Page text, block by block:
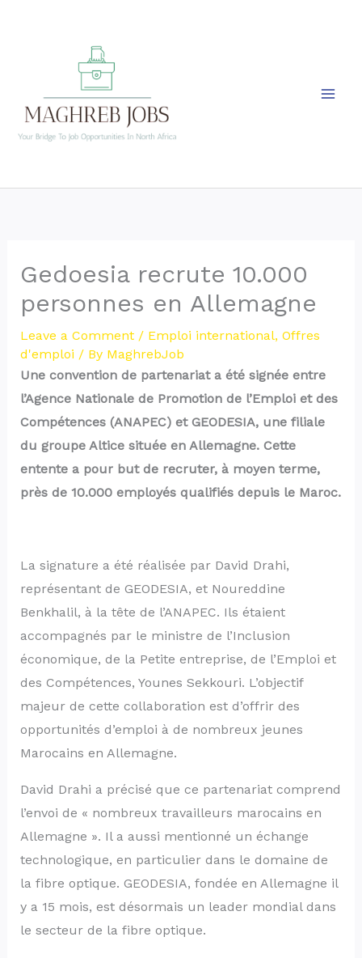
Gedoesia recrute 10.000
personnes en Allemagne
Leave a Comment / Emploi international, Offres
d'emploi / By MaghrebJob
Une convention de partenariat a été signée entre
l’Agence Nationale de Promotion de l’Emploi et des
Compétences (ANAPEC) et GEODESIA, une filiale
du groupe Altice située en Allemagne. Cette
entente a pour but de recruter, à moyen terme,
près de 10.000 employés qualifiés depuis le Maroc.
La signature a été réalisée par David Drahi,
représentant de GEODESIA, et Noureddine
Benkhalil, à la tête de l’ANAPEC. Ils étaient
accompagnés par le ministre de l’Inclusion
économique, de la Petite entreprise, de l’Emploi et
des Compétences, Younes Sekkouri. L’objectif
majeur de cette collaboration est d’offrir des
opportunités d’emploi à de nombreux jeunes
Marocains en Allemagne.
David Drahi a précisé que ce partenariat comprend
l’envoi de « nombreux travailleurs marocains en
Allemagne ». Il a aussi mentionné un échange
technologique, en particulier dans le domaine de
la fibre optique. GEODESIA, fondée en Allemagne il
y a 15 mois, est désormais un leader mondial dans
le secteur de la fibre optique.